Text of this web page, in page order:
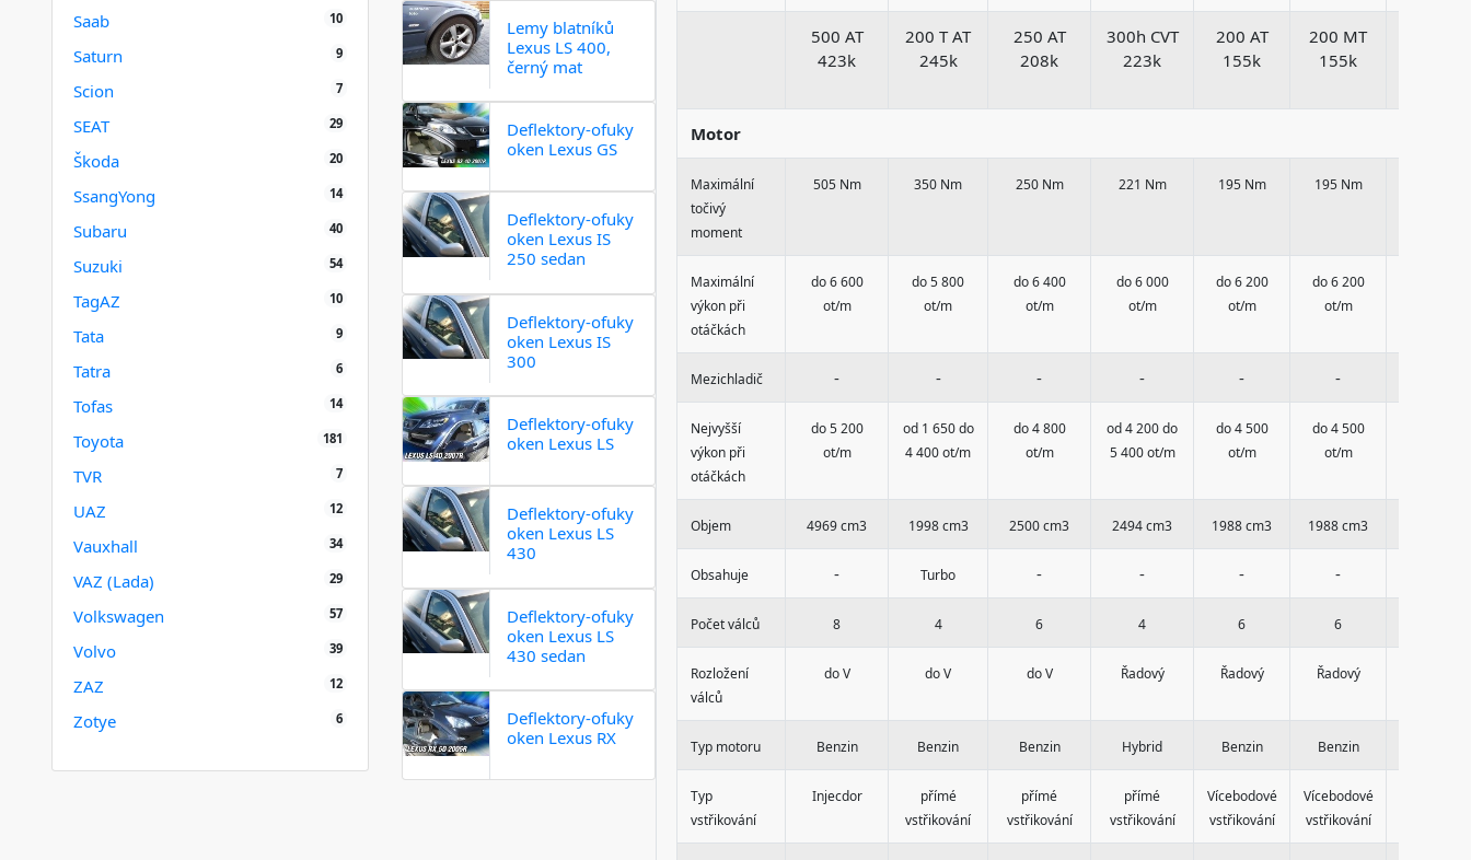
Saab 10
Saturn 9
Scion 7
SEAT 29
Škoda 20
SsangYong 14
Subaru 40
Suzuki 54
TagAZ 10
Tata 9
Tatra 6
Tofas 14
Toyota 181
TVR 7
UAZ 12
Vauxhall 34
VAZ (Lada) 29
Volkswagen 57
Volvo 39
ZAZ 12
Zotye 6
Lemy blatníků
Lexus LS 400,
černý mat
Deflektory-ofuky
oken Lexus GS
Deflektory-ofuky
oken Lexus IS
250 sedan
Deflektory-ofuky
oken Lexus IS
300
Deflektory-ofuky
oken Lexus LS
Deflektory-ofuky
oken Lexus LS
430
Deflektory-ofuky
oken Lexus LS
430 sedan
Deflektory-ofuky
oken Lexus RX
500 AT
423k
200 T AT
245k
250 AT
208k
300h CVT
223k
200 AT
155k
200 MT
155k
Motor
Maximální
točivý
moment
505 Nm 350 Nm 250 Nm 221 Nm 195 Nm 195 Nm
Maximální
výkon při
otáčkách
do 6 600
ot/m
do 5 800
ot/m
do 6 400
ot/m
do 6 000
ot/m
do 6 200
ot/m
do 6 200
ot/m
Mezichladič - - - - - -
Nejvyšší
výkon při
otáčkách
do 5 200
ot/m
od 1 650 do
4 400 ot/m
do 4 800
ot/m
od 4 200 do
5 400 ot/m
do 4 500
ot/m
do 4 500
ot/m
Objem 4969 cm3 1998 cm3 2500 cm3 2494 cm3 1988 cm3 1988 cm3
Obsahuje - Turbo - - - -
Počet válců 8 4 6 4 6 6
Rozložení
válců
do V do V do V Řadový Řadový Řadový
Typ motoru Benzin Benzin Benzin Hybrid Benzin Benzin
Typ
vstřikování
Injecdor
přímé
vstřikování
přímé
vstřikování
přímé
vstřikování
Vícebodové
vstřikování
Vícebodové
vstřikování